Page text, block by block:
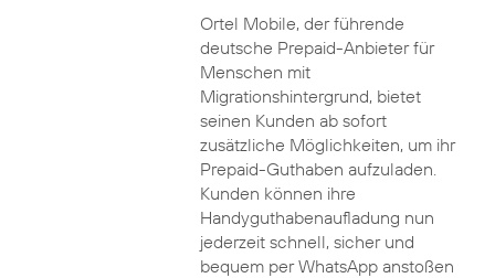
Ortel Mobile, der führende
deutsche Prepaid-Anbieter für
Menschen mit
Migrationshintergrund, bietet
seinen Kunden ab sofort
zusätzliche Möglichkeiten, um ihr
Prepaid-Guthaben aufzuladen.
Kunden können ihre
Handyguthabenaufladung nun
jederzeit schnell, sicher und
bequem per WhatsApp anstoßen